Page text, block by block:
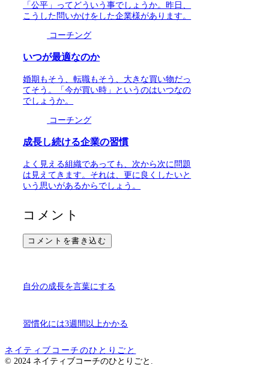
「公平」ってどういう事でしょうか。昨日、
こうした問いかけをした企業様があります。
コーチング
いつが最適なのか
婚期もそう、転職もそう、大きな買い物だっ
てそう。「今が買い時」というのはいつなの
でしょうか。
コーチング
成長し続ける企業の習慣
よく見える組織であっても、次から次に問題
は見えてきます。それは、更に良くしたいと
いう思いがあるからでしょう。
コメント
コメントを書き込む
自分の成長を言葉にする
習慣化には3週間以上かかる
ネイティブコーチのひとりごと
© 2024 ネイティブコーチのひとりごと.